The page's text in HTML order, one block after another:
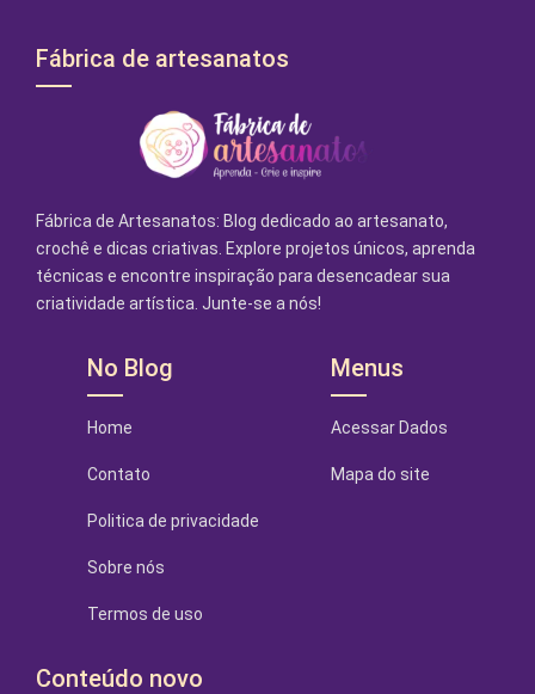
Fábrica de artesanatos
Fábrica de Artesanatos: Blog dedicado ao artesanato,
crochê e dicas criativas. Explore projetos únicos, aprenda
técnicas e encontre inspiração para desencadear sua
criatividade artística. Junte-se a nós!
No Blog
Home
Contato
Politica de privacidade
Sobre nós
Termos de uso
Menus
Acessar Dados
Mapa do site
Conteúdo novo